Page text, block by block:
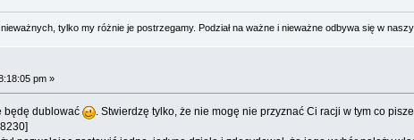
tylko my różnie je postrzegamy. Podział na ważne i nieważne odbywa się w
pm »
będę dublować
. Stwierdzę tylko, że nie mogę nie przyznać Ci racji w tym co